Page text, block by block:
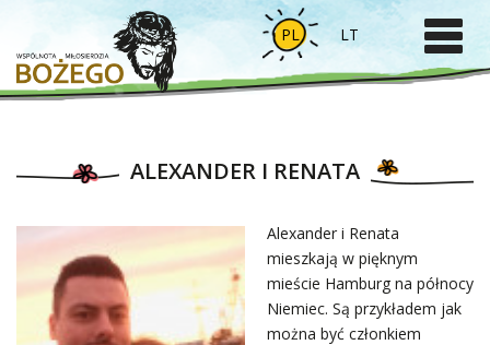
PL LT
ALEXANDER I RENATA
Alexander i Renata
mieszkają w pięknym
mieście Hamburg na północy
Niemiec. Są przykładem jak
można być członkiem